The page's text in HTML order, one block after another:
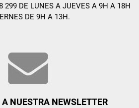
299 DE LUNES A JUEVES A 9H A 18H
DE 9H A 13H.
NUESTRA NEWSLETTER